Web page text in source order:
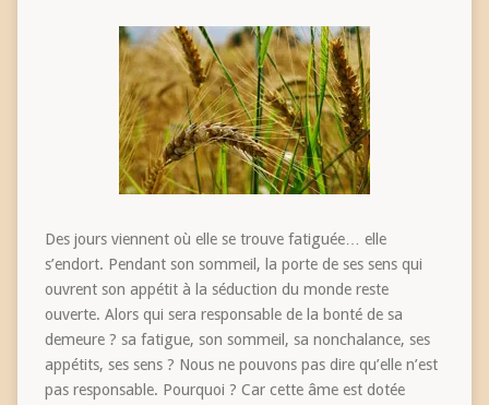
Des jours viennent où elle se trouve fatiguée… elle
s’endort. Pendant son sommeil, la porte de ses sens qui
ouvrent son appétit à la séduction du monde reste
ouverte. Alors qui sera responsable de la bonté de sa
demeure ? sa fatigue, son sommeil, sa nonchalance, ses
appétits, ses sens ? Nous ne pouvons pas dire qu’elle n’est
pas responsable. Pourquoi ? Car cette âme est dotée